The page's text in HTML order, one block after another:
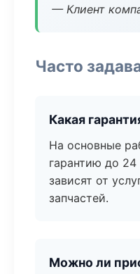
— Клиент
Часто
Какая
На основные
гарантию до 24
зависят от
запчастей.
Можно ли